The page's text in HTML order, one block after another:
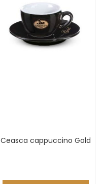
Ceasca cappuccino Gold